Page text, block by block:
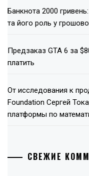
Банкнота 2000
та його роль у
Предзаказ GTA 6 за
платить
От исследования к
Foundation Сергей
платформы по
СВЕЖИЕ